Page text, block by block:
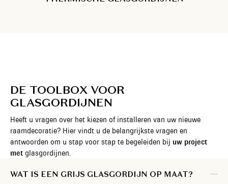
DE TOOLBOX VOOR
GLASGORDIJNEN
Heeft u vragen over het kiezen of installeren van uw nieuwe
raamdecoratie? Hier vindt u de belangrijkste vragen en
antwoorden om u stap voor stap te begeleiden bij uw project
met glasgordijnen.
WAT IS EEN GRIJS GLASGORDIJN OP MAAT?